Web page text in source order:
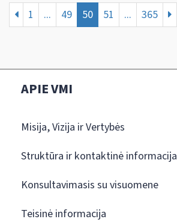
1 ... 49 50 51 ... 365
APIE VMI
Misija, Vizija ir Vertybės
Struktūra ir kontaktinė informacija
Konsultavimasis su visuomene
Teisinė informacija